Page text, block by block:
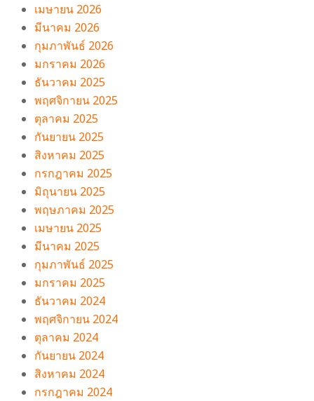
เมษายน 2026
มีนาคม 2026
กุมภาพันธ์ 2026
มกราคม 2026
ธันวาคม 2025
พฤศจิกายน 2025
ตุลาคม 2025
กันยายน 2025
สิงหาคม 2025
กรกฎาคม 2025
มิถุนายน 2025
พฤษภาคม 2025
เมษายน 2025
มีนาคม 2025
กุมภาพันธ์ 2025
มกราคม 2025
ธันวาคม 2024
พฤศจิกายน 2024
ตุลาคม 2024
กันยายน 2024
สิงหาคม 2024
กรกฎาคม 2024